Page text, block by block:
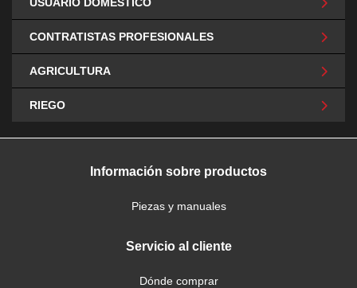
CONTRATISTAS PROFESIONALES
AGRICULTURA
RIEGO
Información sobre productos
Piezas y manuales
Servicio al cliente
Dónde comprar